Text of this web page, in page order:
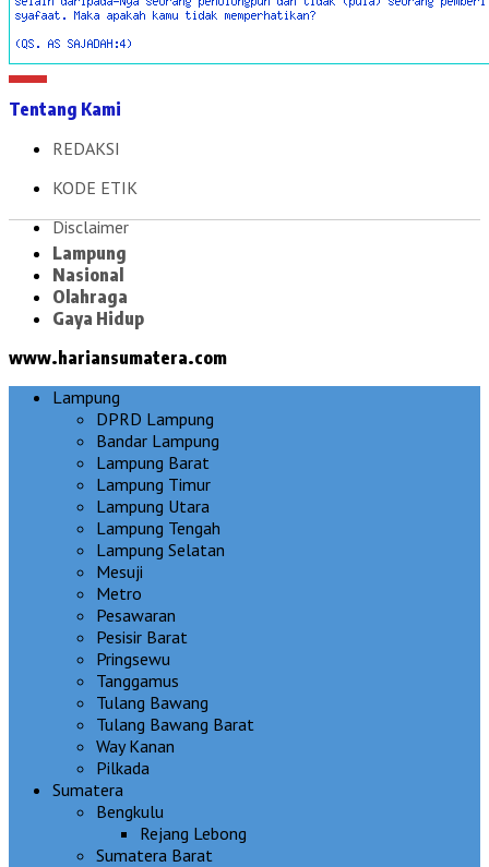
Tentang Kami
REDAKSI
KODE ETIK
Disclaimer
Lampung
Nasional
Olahraga
Gaya Hidup
www.hariansumatera.com
Lampung
DPRD Lampung
Bandar Lampung
Lampung Barat
Lampung Timur
Lampung Utara
Lampung Tengah
Lampung Selatan
Mesuji
Metro
Pesawaran
Pesisir Barat
Pringsewu
Tanggamus
Tulang Bawang
Tulang Bawang Barat
Way Kanan
Pilkada
Sumatera
Bengkulu
Rejang Lebong
Sumatera Barat